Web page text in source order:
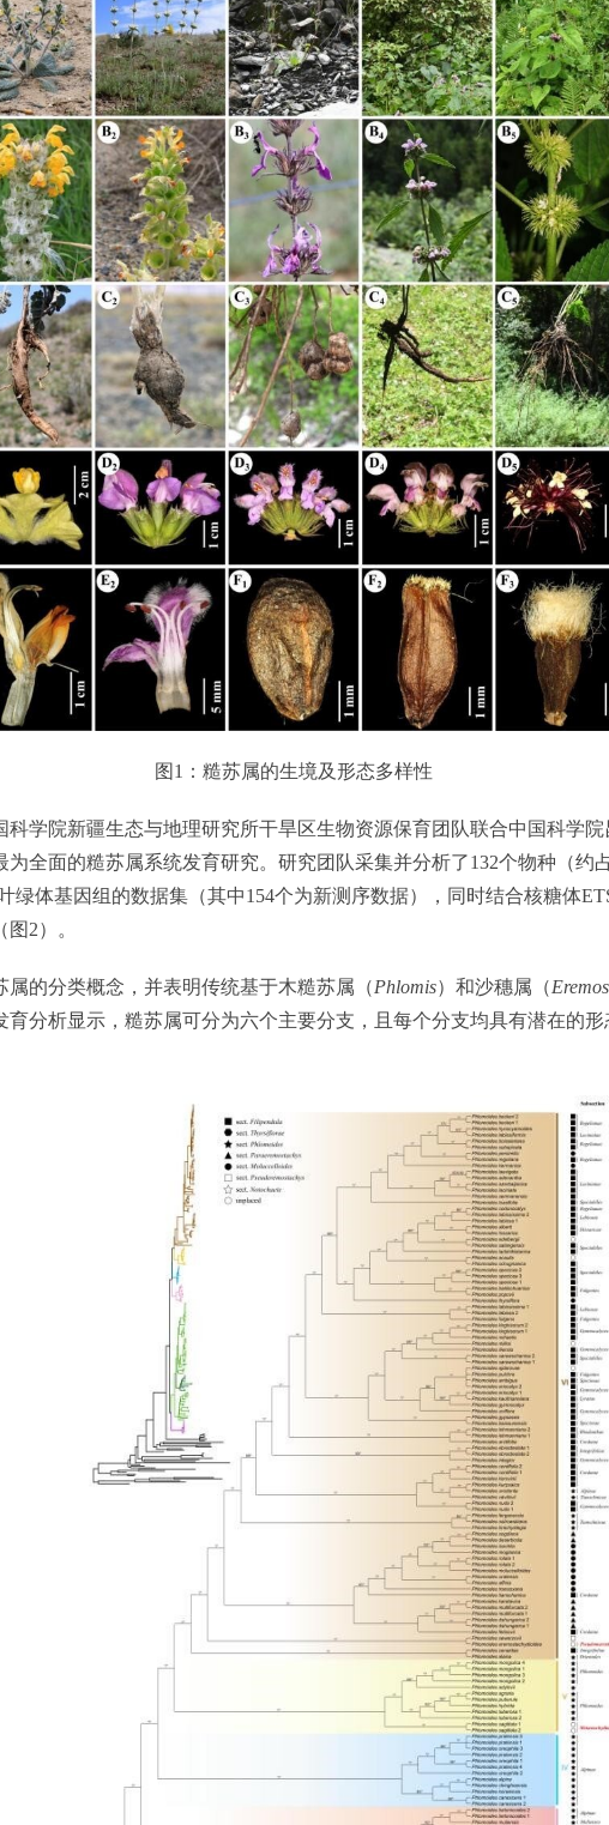
图1：糙苏属的生境及形态多样性
院新疆生态与地理研究所干旱区生物资源保育团队联合中国科学院
全面的糙苏属系统发育研究。研究团队采集并分析了132个物种（约
绿体基因组的数据集（其中154个为新测序数据），同时结合核糖体
2）。
的分类概念，并表明传统基于木糙苏属（Phlomis）和沙穗属（
育分析显示，糙苏属可分为六个主要分支，且每个分支均具有潜在的